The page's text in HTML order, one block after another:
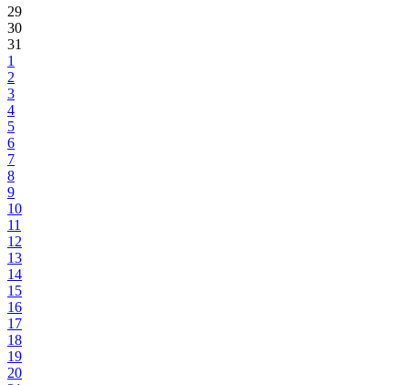
29
30
31
1
2
3
4
5
6
7
8
9
10
11
12
13
14
15
16
17
18
19
20